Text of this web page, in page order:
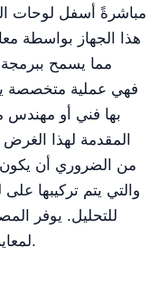
مباشرةً أسفل لوحات
هذا الجهاز بواسطة
مما يسمح ببرمجة
بها فني أو مهندس
المقدمة لهذا
من الضروري أن يكون
والتي يتم تركيبها
للتحليل. يوفر
لمعايرة أي طول موجي يستخدمه الجهاز.